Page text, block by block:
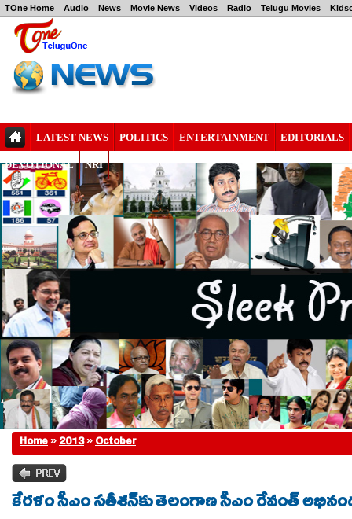
TOne Home Audio News Movie News Videos Radio Telugu Movies
LATEST NEWS POLITICS ENTERTAINMENT EDITORIALS
DEVOTIONAL NRI
Home»2013»October
కేరళం సీఎం సతీశన్‌కు తెలంగాణ సీఎం రేవంత్